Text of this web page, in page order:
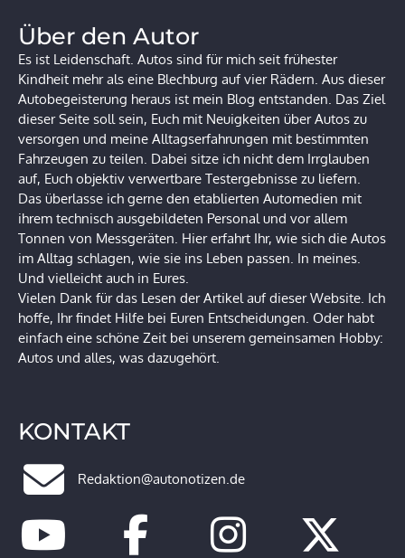
Über den Autor
Es ist Leidenschaft. Autos sind für mich seit frühester
Kindheit mehr als eine Blechburg auf vier Rädern. Aus dieser
Autobegeisterung heraus ist mein Blog entstanden. Das Ziel
dieser Seite soll sein, Euch mit Neuigkeiten über Autos zu
versorgen und meine Alltagserfahrungen mit bestimmten
Fahrzeugen zu teilen. Dabei sitze ich nicht dem Irrglauben
auf, Euch objektiv verwertbare Testergebnisse zu liefern.
Das überlasse ich gerne den etablierten Automedien mit
ihrem technisch ausgebildeten Personal und vor allem
Tonnen von Messgeräten. Hier erfahrt Ihr, wie sich die Autos
im Alltag schlagen, wie sie ins Leben passen. In meines.
Und vielleicht auch in Eures.
Vielen Dank für das Lesen der Artikel auf dieser Website. Ich
hoffe, Ihr findet Hilfe bei Euren Entscheidungen. Oder habt
einfach eine schöne Zeit bei unserem gemeinsamen Hobby:
Autos und alles, was dazugehört.
KONTAKT
Redaktion@autonotizen.de